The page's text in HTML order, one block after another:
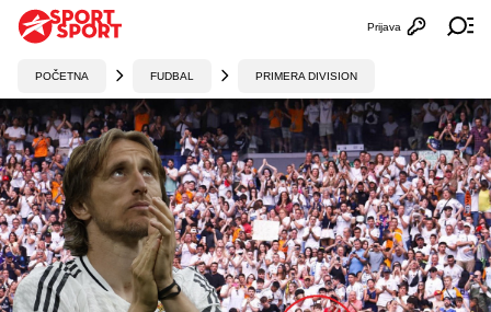
Otvori
Prijava
POČETNA FUDBAL PRIMERA DIVISION